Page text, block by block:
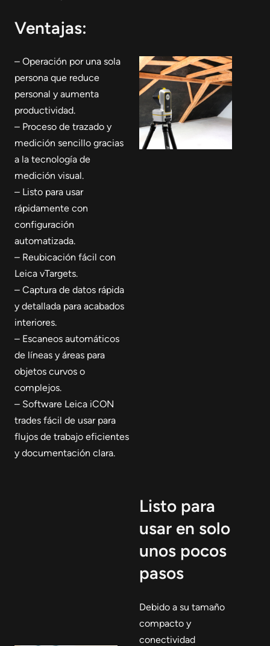
Ventajas:
– Operación por una sola
persona que reduce
personal y aumenta
productividad.
– Proceso de trazado y
medición sencillo gracias
a la tecnología de
medición visual.
– Listo para usar
rápidamente con
configuración
automatizada.
– Reubicación fácil con
Leica vTargets.
– Captura de datos rápida
y detallada para acabados
interiores.
– Escaneos automáticos
de líneas y áreas para
objetos curvos o
complejos.
– Software Leica iCON
trades fácil de usar para
flujos de trabajo eficientes
y documentación clara.
Listo para
usar en solo
unos pocos
pasos
Debido a su tamaño
compacto y
conectividad